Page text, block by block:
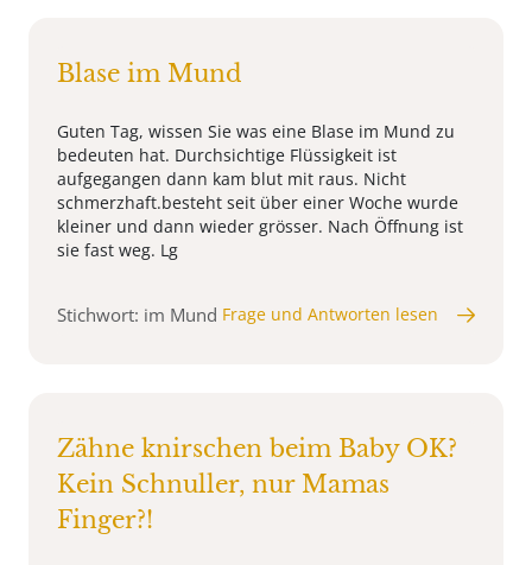
Blase im Mund
Guten Tag, wissen Sie was eine Blase im Mund zu
bedeuten hat. Durchsichtige Flüssigkeit ist
aufgegangen dann kam blut mit raus. Nicht
schmerzhaft.besteht seit über einer Woche wurde
kleiner und dann wieder grösser. Nach Öffnung ist
sie fast weg. Lg
Stichwort: im Mund Frage und Antworten lesen
Zähne knirschen beim Baby OK?
Kein Schnuller, nur Mamas
Finger?!